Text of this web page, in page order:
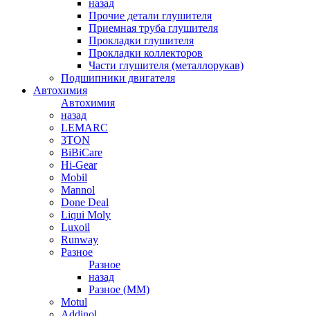
назад
Прочие детали глушителя
Приемная труба глушителя
Прокладки глушителя
Прокладки коллекторов
Части глушителя (металлорукав)
Подшипники двигателя
Автохимия
Автохимия
назад
LEMARC
3TON
BiBiCare
Hi-Gear
Mobil
Mannol
Done Deal
Liqui Moly
Luxoil
Runway
Разное
Разное
назад
Разное (ММ)
Motul